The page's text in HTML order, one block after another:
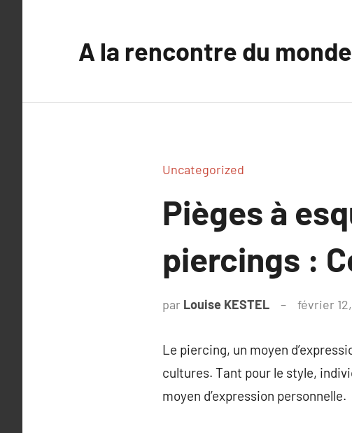
A la rencontre du
Uncategorized
Pièges à
piercings :
par Louise KESTEL février
Le piercing, un moyen
cultures. Tant pour le style,
moyen d’expression personnelle.